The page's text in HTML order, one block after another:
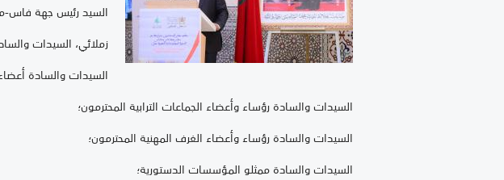
السيد رئيس جهة فاس-
زملائي، السيدات
السيدات والسادة
السيدات والسادة رؤساء وأعضاء الجماعات الترابية المحترمون؛
السيدات والسادة رؤساء وأعضاء الغرف المهنية المحترمون؛
السيدات والسادة ممثلو المؤسسات الدستورية؛